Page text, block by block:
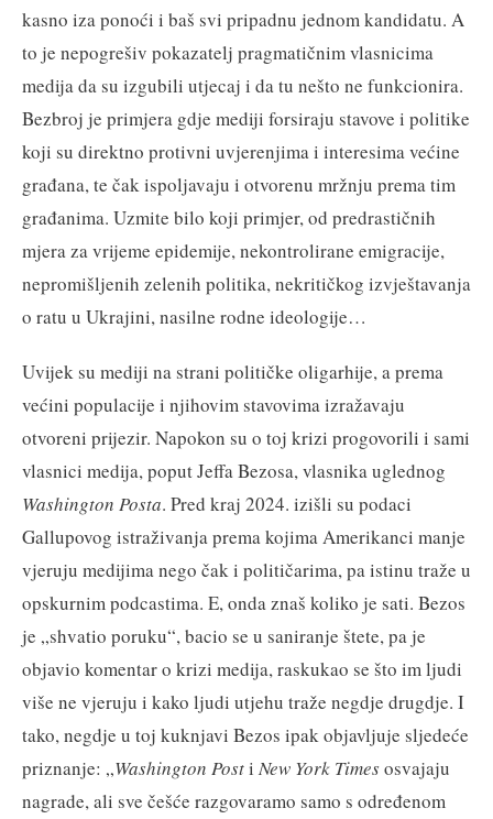
kasno iza ponoći i baš svi pripadnu jednom kandidatu. A
to je nepogrešiv pokazatelj pragmatičnim vlasnicima
medija da su izgubili utjecaj i da tu nešto ne funkcionira.
Bezbroj je primjera gdje mediji forsiraju stavove i politike
koji su direktno protivni uvjerenjima i interesima većine
građana, te čak ispoljavaju i otvorenu mržnju prema tim
građanima. Uzmite bilo koji primjer, od predrastičnih
mjera za vrijeme epidemije, nekontrolirane emigracije,
nepromišljenih zelenih politika, nekritičkog izvještavanja
o ratu u Ukrajini, nasilne rodne ideologije…
Uvijek su mediji na strani političke oligarhije, a prema
većini populacije i njihovim stavovima izražavaju
otvoreni prijezir. Napokon su o toj krizi progovorili i sami
vlasnici medija, poput Jeffa Bezosa, vlasnika uglednog
Washington Posta. Pred kraj 2024. izišli su podaci
Gallupovog istraživanja prema kojima Amerikanci manje
vjeruju medijima nego čak i političarima, pa istinu traže u
opskurnim podcastima. E, onda znaš koliko je sati. Bezos
je „shvatio poruku“, bacio se u saniranje štete, pa je
objavio komentar o krizi medija, raskukao se što im ljudi
više ne vjeruju i kako ljudi utjehu traže negdje drugdje. I
tako, negdje u toj kuknjavi Bezos ipak objavljuje sljedeće
priznanje: „Washington Posti New York Timesosvajaju
nagrade, ali sve češće razgovaramo samo s određenom